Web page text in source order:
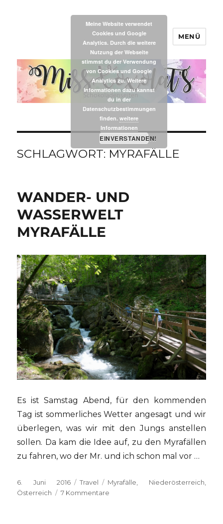
MissXoxolat's
MENÜ
SCHLAGWORT: MYRAFÄLLE
WANDER- UND
WASSERWELT
MYRAFÄLLE
Es ist Samstag Abend, für den kommenden
Tag ist sommerliches Wetter angesagt und wir
überlegen, was wir mit den Jungs anstellen
sollen. Da kam die Idee auf, zu den Myrafällen
zu fahren, wo der Mr. und ich schon mal vor …
Veröffentlicht
am
6. Juni 2016 Kategorien
Travel Schlagwörter
Myrafälle, Niederösterreich,
Österreich
7 Kommentare
Meine Website verwendet
Cookies und Google
Analytics. Durch die weitere
Nutzung der Webseite
stimmst du der Verwendung
von Cookies und Google
Analytics zu. Weitere
Informationen dazu kannst
du in der
Datenschutzbestimmungen
finden. weitere
Informationen
EINVERSTANDEN!